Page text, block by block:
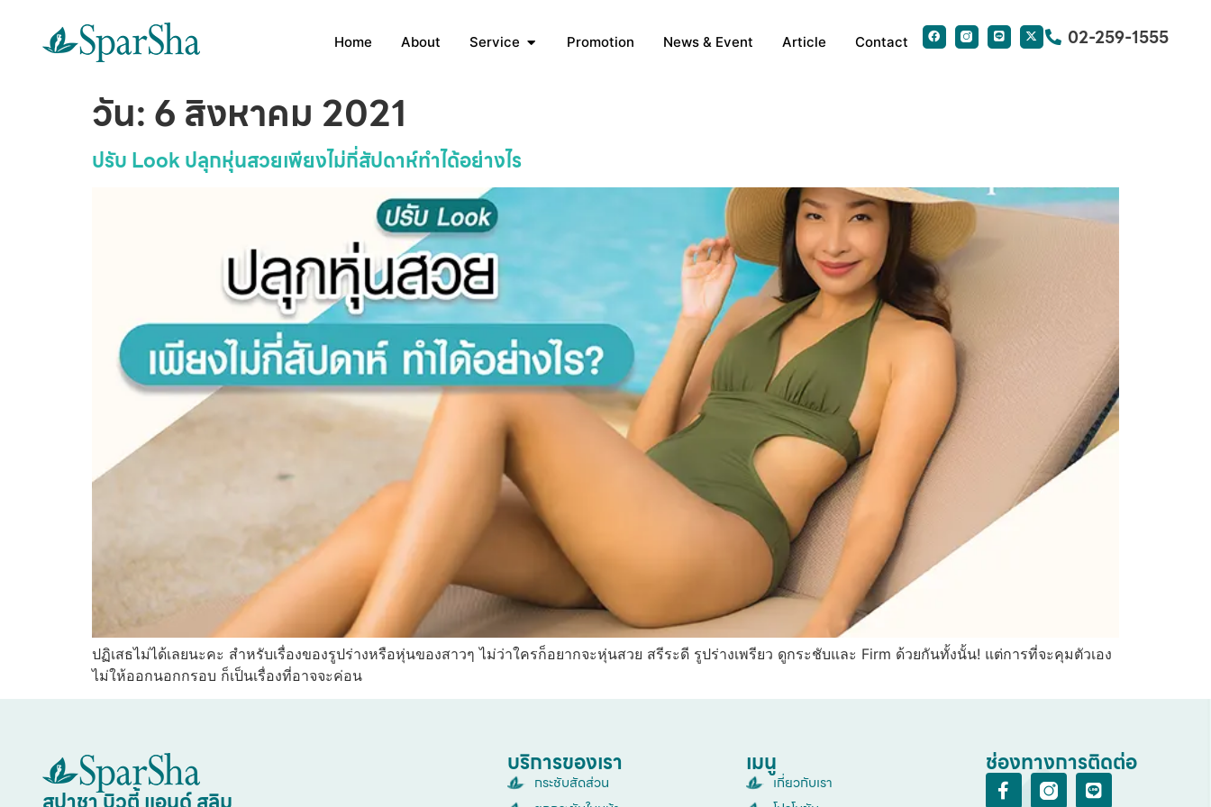
Home About Service Promotion News & Event Article Contact 02-259-1555
วัน:6 สิงหาคม 2021
ปรับ Look ปลุกหุ่นสวยเพียงไม่กี่สัปดาห์ทำได้อย่างไร
ปฏิเสธไม่ได้เลยนะคะ สำหรับเรื่องของรูปร่างหรือหุ่นของสาวๆ ไม่ว่าใครก็อยากจะหุ่นสวย สรีระดี รูปร่างเพรียว ดูกระชับและ Firm ด้วยกันทั้งนั้น! แต่การที่จะคุมตัวเอง
ไม่ให้ออกนอกกรอบ ก็เป็นเรื่องที่อาจจะค่อน
บริการของเรา
กระชับสัดส่วน
เมนู
เกี่ยวกับเรา
ช่องทางการติดต่อ